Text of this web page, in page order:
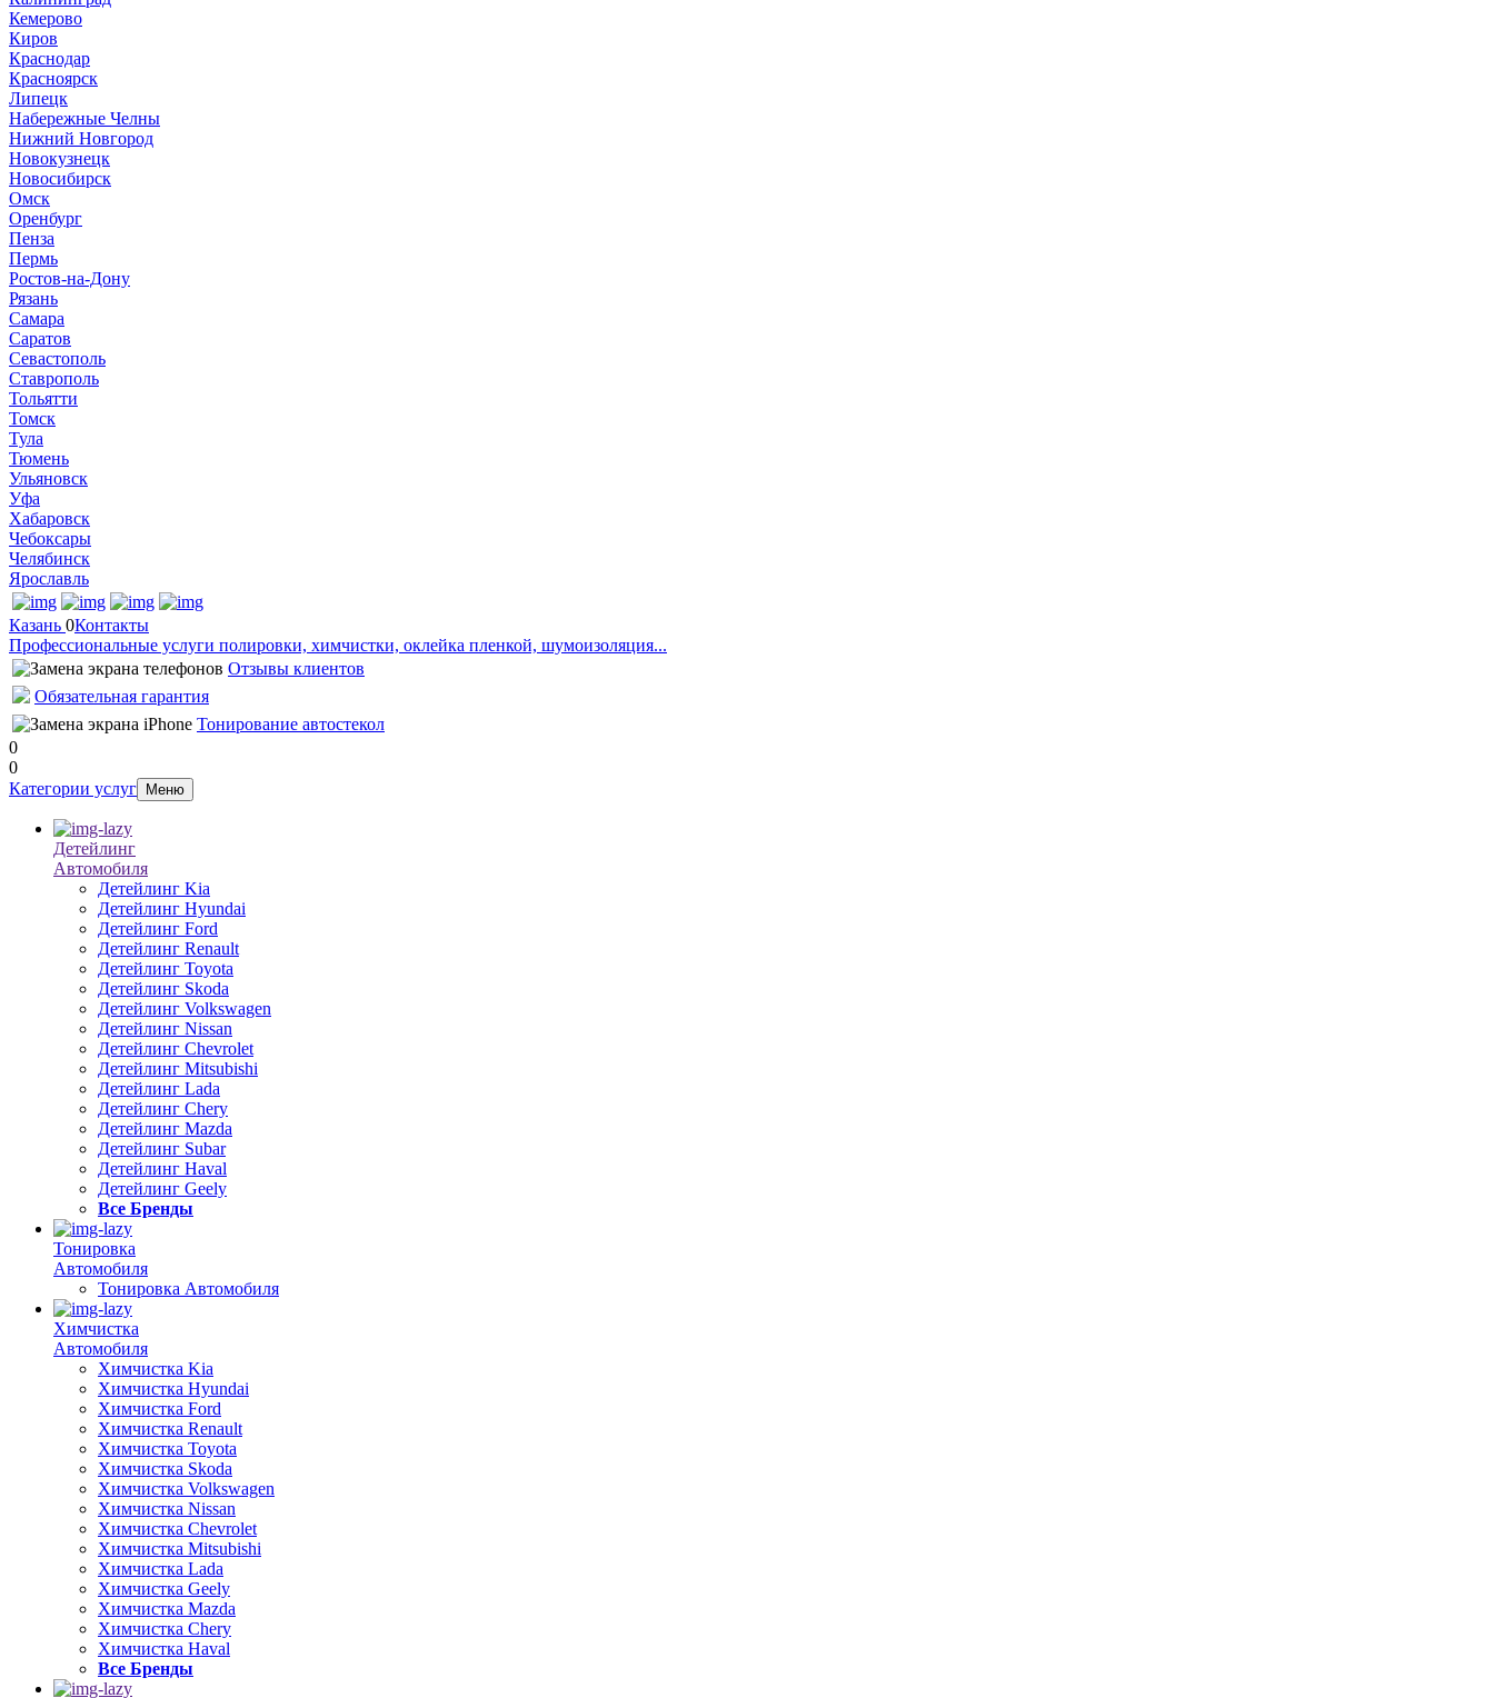
Кемерово
Киров
Краснодар
Красноярск
Липецк
Набережные Челны
Нижний Новгород
Новокузнецк
Новосибирск
Омск
Оренбург
Пенза
Пермь
Ростов-на-Дону
Рязань
Самара
Саратов
Севастополь
Ставрополь
Тольятти
Томск
Тула
Тюмень
Ульяновск
Уфа
Хабаровск
Чебоксары
Челябинск
Ярославль
Казань 0Контакты
Профессиональные услуги полировки, химчистки, оклейка пленкой, шумоизоляция...
Отзывы клиентов
Обязательная гарантия
Тонирование автостекол
0
0
Категории услуг
Меню
Детейлинг
Автомобиля
Детейлинг Kia
Детейлинг Hyundai
Детейлинг Ford
Детейлинг Renault
Детейлинг Toyota
Детейлинг Skoda
Детейлинг Volkswagen
Детейлинг Nissan
Детейлинг Chevrolet
Детейлинг Mitsubishi
Детейлинг Lada
Детейлинг Chery
Детейлинг Mazda
Детейлинг Subar
Детейлинг Haval
Детейлинг Geely
Все Бренды
Тонировка
Автомобиля
Тонировка Автомобиля
Химчистка
Автомобиля
Химчистка Kia
Химчистка Hyundai
Химчистка Ford
Химчистка Renault
Химчистка Toyota
Химчистка Skoda
Химчистка Volkswagen
Химчистка Nissan
Химчистка Chevrolet
Химчистка Mitsubishi
Химчистка Lada
Химчистка Geely
Химчистка Mazda
Химчистка Chery
Химчистка Haval
Все Бренды